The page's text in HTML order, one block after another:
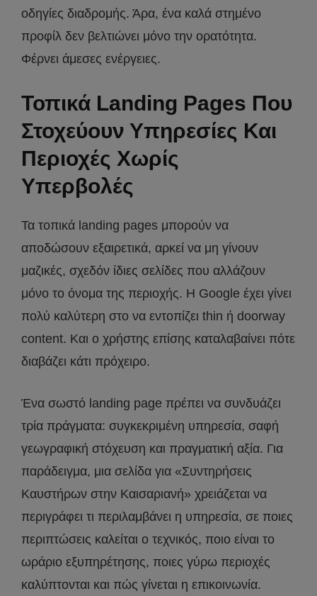
οδηγίες διαδρομής. Άρα, ένα καλά στημένο
προφίλ δεν βελτιώνει μόνο την ορατότητα.
Φέρνει άμεσες ενέργειες.
Τοπικά Landing Pages Που
Στοχεύουν Υπηρεσίες Και
Περιοχές Χωρίς
Υπερβολές
Τα τοπικά landing pages μπορούν να
αποδώσουν εξαιρετικά, αρκεί να μη γίνουν
μαζικές, σχεδόν ίδιες σελίδες που αλλάζουν
μόνο το όνομα της περιοχής. Η Google έχει γίνει
πολύ καλύτερη στο να εντοπίζει thin ή doorway
content. Και ο χρήστης επίσης καταλαβαίνει πότε
διαβάζει κάτι πρόχειρο.
Ένα σωστό landing page πρέπει να συνδυάζει
τρία πράγματα: συγκεκριμένη υπηρεσία, σαφή
γεωγραφική στόχευση και πραγματική αξία. Για
παράδειγμα, μια σελίδα για «Συντηρήσεις
Καυστήρων στην Καισαριανή» χρειάζεται να
περιγράφει τι περιλαμβάνει η υπηρεσία, σε ποιες
περιπτώσεις καλείται ο τεχνικός, ποιο είναι το
ωράριο εξυπηρέτησης, ποιες γύρω περιοχές
καλύπτονται και πώς γίνεται η επικοινωνία.